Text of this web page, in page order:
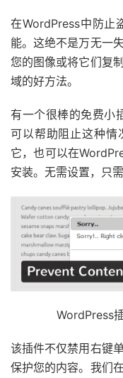
在WordPress中防止
能。这绝不是万无一
您的图像或将它们复
域的好方法。
有一个很棒的免费小
可以帮助阻止这种情
它，也可以在
安装。无需设置，只需
WordPress
该插件不仅禁用右键
保护您的内容。我们